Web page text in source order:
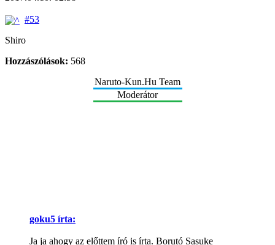
#53
Shiro
Hozzászólások: 568
Naruto-Kun.Hu Team
Moderátor
goku5 írta:
Ja ja ahogy az előttem író is írta. Borutó Sasuke